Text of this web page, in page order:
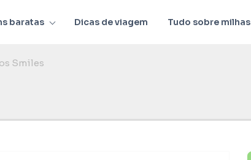
baratas Dicas de viagem Tudo sobre milhas
Smiles